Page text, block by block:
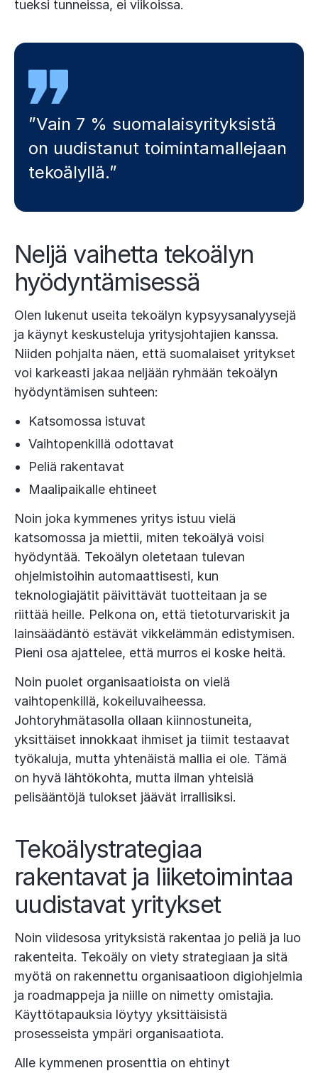
tueksi tunneissa, ei viikoissa.
”Vain 7 % suomalaisyrityksistä
on uudistanut toimintamallejaan
tekoälyllä.”
Neljä vaihetta tekoälyn
hyödyntämisessä
Olen lukenut useita tekoälyn kypsyysanalyysejä
ja käynyt keskusteluja yritysjohtajien kanssa.
Niiden pohjalta näen, että suomalaiset yritykset
voi karkeasti jakaa neljään ryhmään tekoälyn
hyödyntämisen suhteen:
Katsomossa istuvat
Vaihtopenkillä odottavat
Peliä rakentavat
Maalipaikalle ehtineet
Noin joka kymmenes yritys istuu vielä
katsomossa ja miettii, miten tekoälyä voisi
hyödyntää. Tekoälyn oletetaan tulevan
ohjelmistoihin automaattisesti, kun
teknologiajätit päivittävät tuotteitaan ja se
riittää heille. Pelkona on, että tietoturvariskit ja
lainsäädäntö estävät vikkelämmän edistymisen.
Pieni osa ajattelee, että murros ei koske heitä.
Noin puolet organisaatioista on vielä
vaihtopenkillä, kokeiluvaiheessa.
Johtoryhmätasolla ollaan kiinnostuneita,
yksittäiset innokkaat ihmiset ja tiimit testaavat
työkaluja, mutta yhtenäistä mallia ei ole. Tämä
on hyvä lähtökohta, mutta ilman yhteisiä
pelisääntöjä tulokset jäävät irrallisiksi.
Tekoälystrategiaa
rakentavat ja liiketoimintaa
uudistavat yritykset
Noin viidesosa yrityksistä rakentaa jo peliä ja luo
rakenteita. Tekoäly on viety strategiaan ja sitä
myötä on rakennettu organisaatioon digiohjelmia
ja roadmappeja ja niille on nimetty omistajia.
Käyttötapauksia löytyy yksittäisistä
prosesseista ympäri organisaatiota.
Alle kymmenen prosenttia on ehtinyt